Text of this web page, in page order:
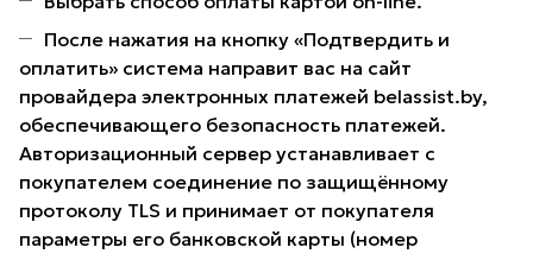
После нажатия на кнопку «Подтвердить и
оплатить» система направит вас на сайт
провайдера электронных платежей belassist.by,
обеспечивающего безопасность платежей.
Авторизационный сервер устанавливает с
покупателем соединение по защищённому
протоколу TLS и принимает от покупателя
параметры его банковской карты (номер